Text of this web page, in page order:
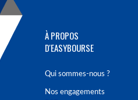
À PROPOS
D'EASYBOURSE
Qui sommes-nous ?
Nos engagements